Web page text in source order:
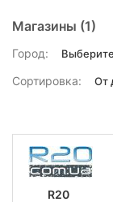
Магазины (1)
Город:
Сортировка:
R20